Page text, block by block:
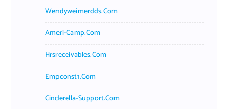
Wendyweimerdds.com
Ameri-Camp.com
Hrsreceivables.com
Empconst1.com
Cinderella-Support.com